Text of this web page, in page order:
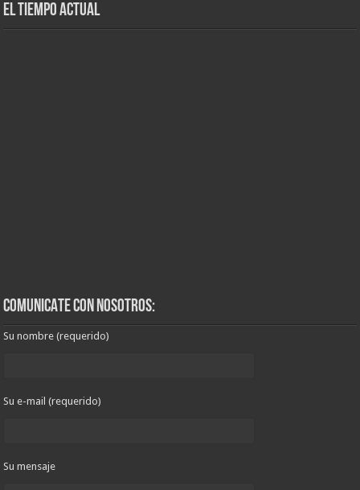
El tiempo actual
COMUNICATE CON NOSOTROS:
Su nombre (requerido)
Su e-mail (requerido)
Su mensaje